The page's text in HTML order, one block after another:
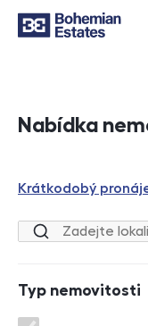
Nabídka
Krátkodobý
Lokalita nebo
Typ nemovitosti